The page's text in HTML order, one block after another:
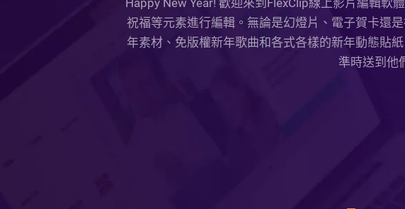
Happy New Year! 歡迎來到FlexClip線上影片編輯軟
祝福等元素進行編輯。無論是幻燈片、電子賀卡還
年素材、免版權新年歌曲和各式各樣的新年動態貼
準時送到他